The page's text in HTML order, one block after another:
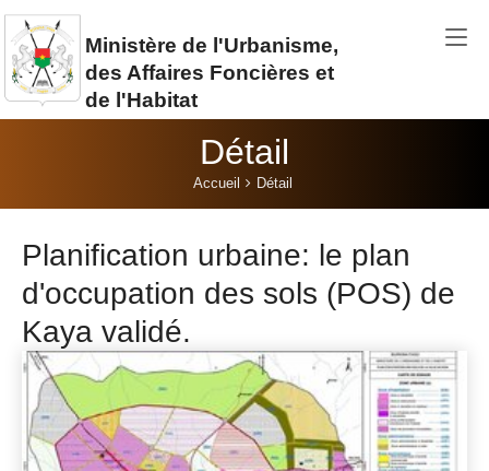
Aller au contenu principal
Ministère de l'Urbanisme,
des Affaires Foncières et
de l'Habitat
Détail
Accueil Détail
Planification urbaine: le plan
d'occupation des sols (POS) de
Kaya validé.